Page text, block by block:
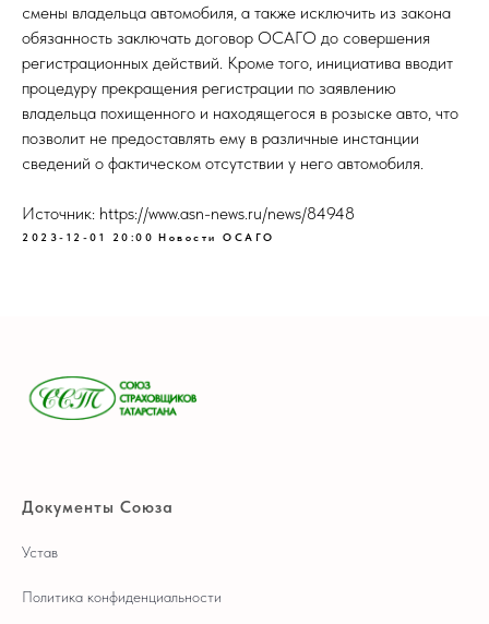
смены владельца автомобиля, а также исключить из закона
обязанность заключать договор ОСАГО до совершения
регистрационных действий. Кроме того, инициатива вводит
процедуру прекращения регистрации по заявлению
владельца похищенного и находящегося в розыске авто, что
позволит не предоставлять ему в различные инстанции
сведений о фактическом отсутствии у него автомобиля.
Источник: https://www.asn-news.ru/news/84948
2023-12-01 20:00 Новости ОСАГО
Документы Союза
Устав
Политика конфиденциальности